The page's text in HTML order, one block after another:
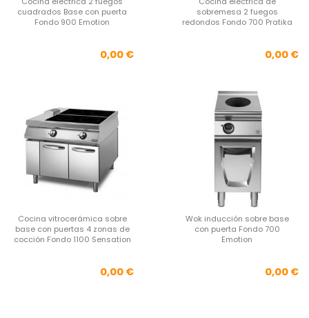
cuadrados Base con puerta
Fondo 900 Emotion
Precio
0,00 €
sobremesa 2 fuegos
redondos Fondo 700 Pratika
0,00 €
Cocina vitrocerámica sobre
base con puertas 4 zonas de
cocción Fondo 1100 Sensation
Precio
0,00 €
Wok inducción sobre base
con puerta Fondo 700
Emotion
0,00 €